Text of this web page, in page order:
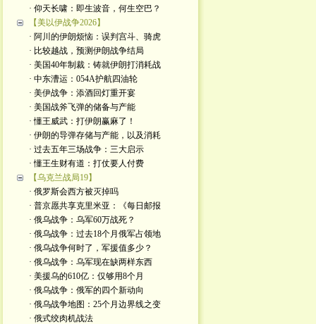
· 仰天长啸：即生波音，何生空巴？
【美以伊战争2026】
· 阿川的伊朗烦恼：误判宫斗、骑虎
· 比较越战，预测伊朗战争结局
· 美国40年制裁：铸就伊朗打消耗战
· 中东漕运：054A护航四油轮
· 美伊战争：添酒回灯重开宴
· 美国战斧飞弹的储备与产能
· 懂王威武：打伊朗赢麻了！
· 伊朗的导弹存储与产能，以及消耗
· 过去五年三场战争：三大启示
· 懂王生财有道：打仗要人付费
【乌克兰战局19】
· 俄罗斯会西方被灭掉吗
· 普京愿共享克里米亚：《每日邮报
· 俄乌战争：乌军60万战死？
· 俄乌战争：过去18个月俄军占领地
· 俄乌战争何时了，军援值多少？
· 俄乌战争：乌军现在缺两样东西
· 美援乌的610亿：仅够用8个月
· 俄乌战争：俄军的四个新动向
· 俄乌战争地图：25个月边界线之变
· 俄式绞肉机战法